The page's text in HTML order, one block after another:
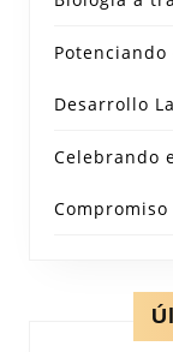
Desarrollo
Celebrando